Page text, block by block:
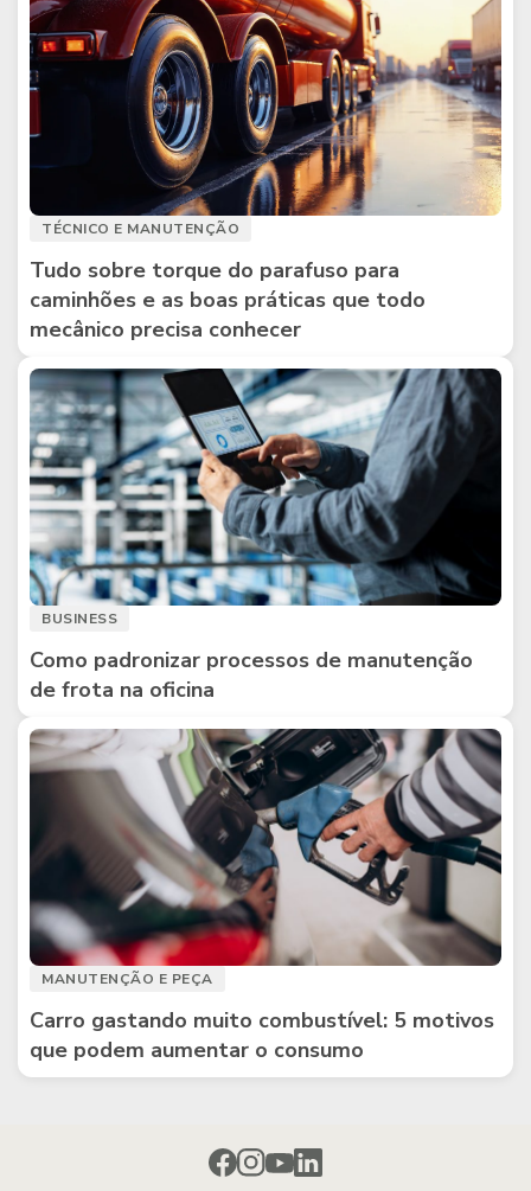
TÉCNICO E MANUTENÇÃO
Tudo sobre torque do parafuso para
caminhões e as boas práticas que todo
mecânico precisa conhecer
BUSINESS
Como padronizar processos de manutenção
de frota na oficina
MANUTENÇÃO E PEÇA
Carro gastando muito combustível: 5 motivos
que podem aumentar o consumo